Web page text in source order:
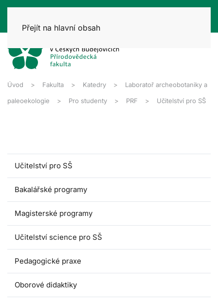
Přejít na hlavní obsah
Úvod Fakulta Katedry Laboratoř archeobotaniky a
paleoekologie Pro studenty PRF Učitelství pro SŠ
Učitelství pro SŠ
Bakalářské programy
Magisterské programy
Učitelství science pro SŠ
Pedagogické praxe
Oborové didaktiky